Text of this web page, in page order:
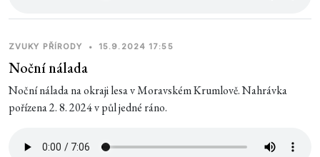
ZVUKY PŘÍRODY • 15.9.2024 17:55
Noční nálada
Noční nálada na okraji lesa v Moravském Krumlově. Nahrávka
pořízena 2. 8. 2024 v půl jedné ráno.